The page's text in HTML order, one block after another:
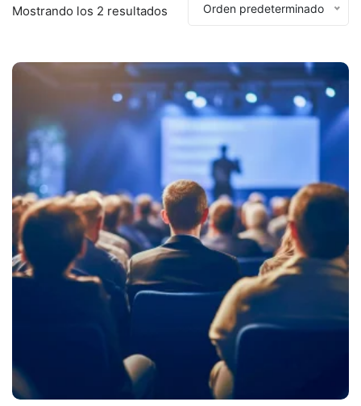
Mostrando los 2 resultados Orden predeterminado